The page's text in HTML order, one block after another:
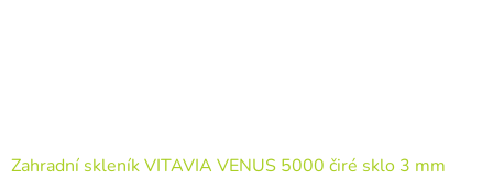
Zahradní skleník VITAVIA VENUS 5000 čiré sklo 3 mm